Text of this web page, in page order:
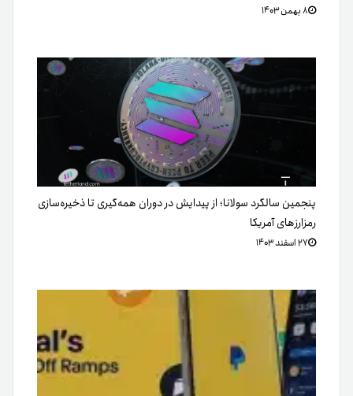
۸ بهمن ۱۴۰۳
پنجمین سالگرد سولانا؛ از پیدایش در دوران همه‌گیری تا ذخیره‌سازی
رمزارزهای آمریکا
۲۷ اسفند ۱۴۰۳